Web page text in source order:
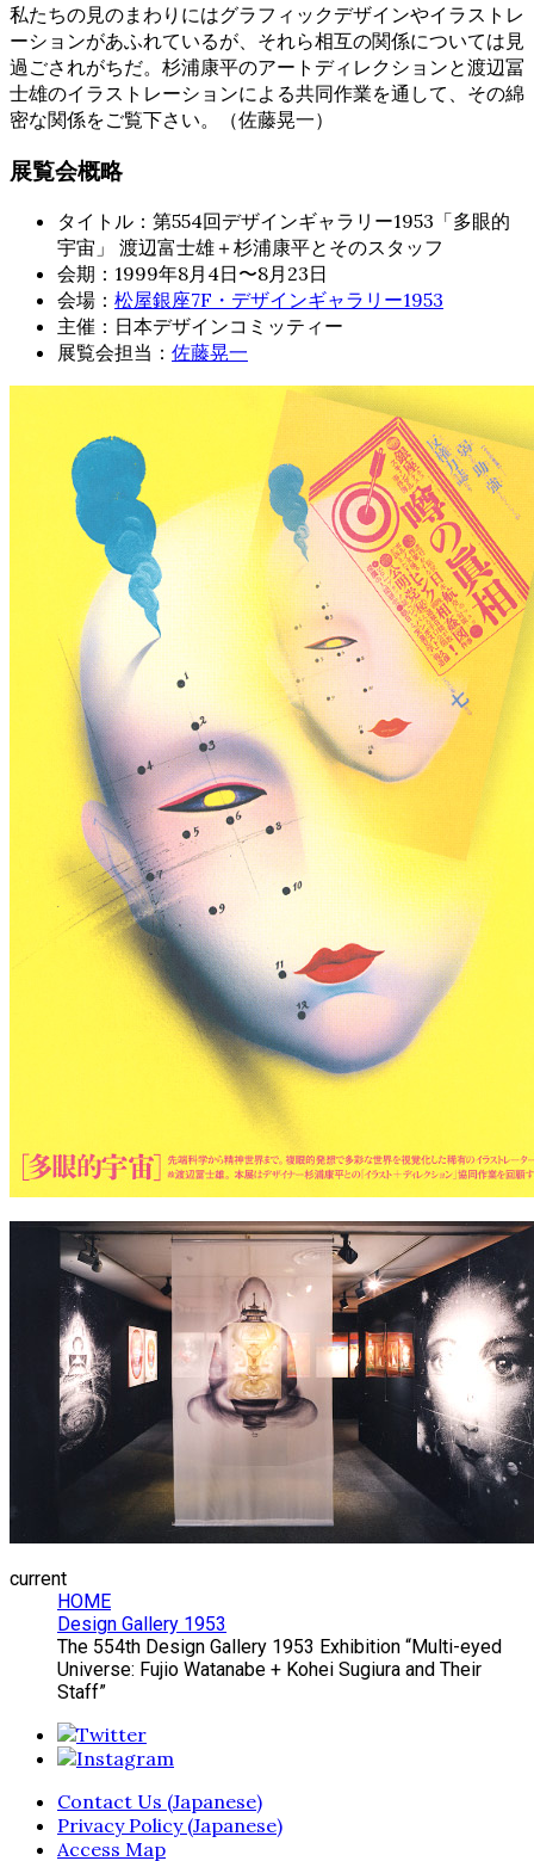
私たちの見のまわりにはグラフィックデザインやイラストレ
ーションがあふれているが、それら相互の関係については見
過ごされがちだ。杉浦康平のアートディレクションと渡辺冨
士雄のイラストレーションによる共同作業を通して、その綿
密な関係をご覧下さい。（佐藤晃一）
展覧会概略
タイトル：第554回デザインギャラリー1953「多眼的
宇宙」 渡辺富士雄＋杉浦康平とそのスタッフ
会期：1999年8月4日〜8月23日
会場： 松屋銀座7F・デザインギャラリー1953
主催：日本デザインコミッティー
展覧会担当： 佐藤晃一
current
HOME
Design Gallery 1953
The 554th Design Gallery 1953 Exhibition “Multi-eyed
Universe: Fujio Watanabe + Kohei Sugiura and Their
Staff”
Contact Us (Japanese)
Privacy Policy (Japanese)
Access Map